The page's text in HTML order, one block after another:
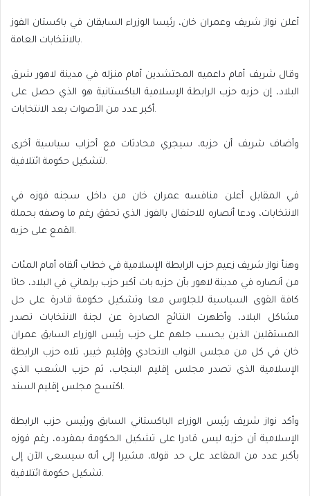
أعلن نواز شريف وعمران خان، رئيسا الوزراء السابقان في باكستان الفوز
بالانتخابات العامة.
وقال شريف أمام داعميه المحتشدين أمام منزله في مدينة لاهور شرق
البلاد، إن حزبه حزب الرابطة الإسلامية الباكستانية هو الذي حصل على
أكبر عدد من الأصوات بعد الانتخابات.
وأضاف شريف أن حزبه، سيجري محادثات مع أحزاب سياسية أخرى
لتشكيل حكومة ائتلافية.
في المقابل أعلن منافسه عمران خان من داخل سجنه فوزه في
الانتخابات، ودعا أنصاره للاحتفال بالفوز. الذي تحقق رغم ما وصفه بحملة
القمع على حزبه.
وهنأ نواز شريف زعيم حزب الرابطة الإسلامية في خطاب ألقاه أمام المئات
من أنصاره في مدينة لاهور بأن حزبه بات أكبر حزب برلماني في البلاد، حاثا
كافة القوى السياسية للجلوس معا وتشكيل حكومة قادرة على حل
مشاكل البلاد، وأظهرت النتائج الصادرة عن لجنة الانتخابات تصدر
المستقلين الذين يحسب جلهم على حزب رئيس الوزراء السابق عمران
خان في كل من مجلس النواب الاتحادي وإقليم خيبر، تلاه حزب الرابطة
الإسلامية الذي تصدر مجلس إقليم البنجاب، ثم حزب الشعب الذي
اكتسح مجلس إقليم السند.
وأكد نواز شريف رئيس الوزراء الباكستاني السابق ورئيس حزب الرابطة
الإسلامية أن حزبه ليس قادرا على تشكيل الحكومة بمفرده، رغم فوزه
بأكبر عدد من المقاعد على حد قوله، مشيرا إلى أنه سيسعى الآن إلى
تشكيل حكومة ائتلافية.